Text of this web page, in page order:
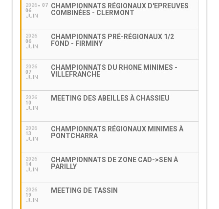
2026
06
JUIN
07
CHAMPIONNATS RÉGIONAUX D'EPREUVES
COMBINÉES - CLERMONT
2026
06
JUIN
CHAMPIONNATS PRÉ-RÉGIONAUX 1/2
FOND - FIRMINY
2026
07
JUIN
CHAMPIONNATS DU RHONE MINIMES -
VILLEFRANCHE
2026
10
JUIN
MEETING DES ABEILLES À CHASSIEU
2026
13
JUIN
CHAMPIONNATS RÉGIONAUX MINIMES À
PONTCHARRA
2026
14
JUIN
CHAMPIONNATS DE ZONE CAD->SEN À
PARILLY
2026
19
JUIN
MEETING DE TASSIN